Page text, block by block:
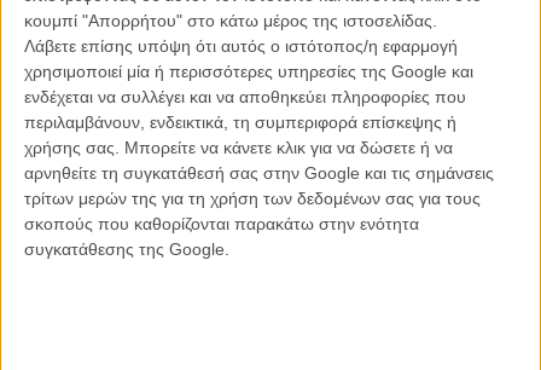
κουμπί "Απορρήτου" στο κάτω μέρος της ιστοσελίδας.
Λάβετε επίσης υπόψη ότι αυτός ο ιστότοπος/η εφαρμογή
χρησιμοποιεί μία ή περισσότερες υπηρεσίες της Google και
ενδέχεται να συλλέγει και να αποθηκεύει πληροφορίες που
περιλαμβάνουν, ενδεικτικά, τη συμπεριφορά επίσκεψης ή
χρήσης σας. Μπορείτε να κάνετε κλικ για να δώσετε ή να
αρνηθείτε τη συγκατάθεσή σας στην Google και τις σημάνσεις
τρίτων μερών της για τη χρήση των δεδομένων σας για τους
σκοπούς που καθορίζονται παρακάτω στην ενότητα
συγκατάθεσης της Google.